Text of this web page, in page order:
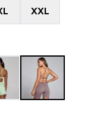
XXL